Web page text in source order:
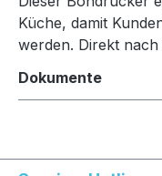
Küche, damit
werden. Direkt
Dokumente